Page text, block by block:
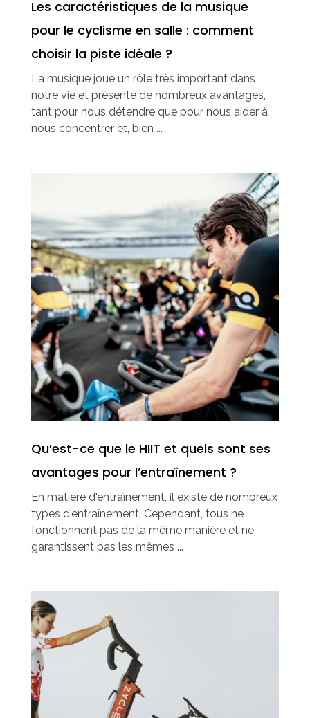
Les caractéristiques de la musique
pour le cyclisme en salle : comment
choisir la piste idéale ?
La musique joue un rôle très important dans
notre vie et présente de nombreux avantages,
tant pour nous détendre que pour nous aider à
nous concentrer et, bien ...
Qu’est-ce que le HIIT et quels sont ses
avantages pour l’entraînement ?
En matière d'entraînement, il existe de nombreux
types d'entraînement. Cependant, tous ne
fonctionnent pas de la même manière et ne
garantissent pas les mêmes ...